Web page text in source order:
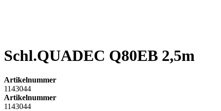
Schl.QUADEC Q80EB 2,5m
Artikelnummer
1143044
Artikelnummer
1143044